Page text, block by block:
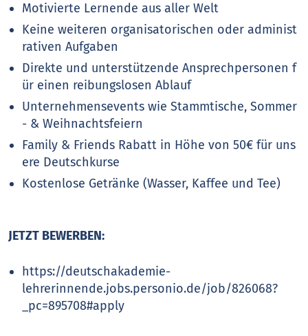
Motivierte Lernende aus aller Welt
Keine weiteren organisatorischen oder administ
rativen Aufgaben
Direkte und unterstützende Ansprechpersonen f
ür einen reibungslosen Ablauf
Unternehmensevents wie Stammtische, Sommer
- & Weihnachtsfeiern
Family & Friends Rabatt in Höhe von 50€ für uns
ere Deutschkurse
Kostenlose Getränke (Wasser, Kaffee und Tee)
JETZT BEWERBEN:
https://deutschakademie-
lehrerinnende.jobs.personio.de/job/826068?
_pc=895708#apply